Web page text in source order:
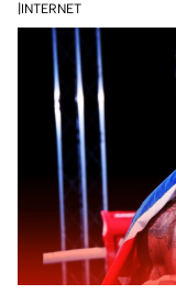
|INTERNET